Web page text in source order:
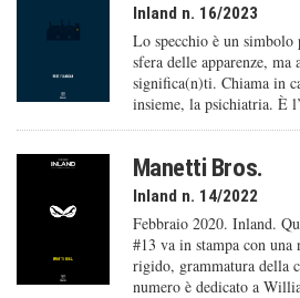
Inland n. 16/2023
Lo specchio è un
sfera delle apparenze, ma
significa(n)ti. Chiama in
insieme, la psichiatria. È
Manetti Bros.
Inland n. 14/2022
Febbraio 2020. Inland.
#13 va in stampa con una
rigido, grammatura della
numero è dedicato a